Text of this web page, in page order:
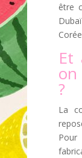
être
Et
?
La